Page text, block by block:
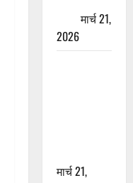
मार्च 21,
2026
मार्च 21,